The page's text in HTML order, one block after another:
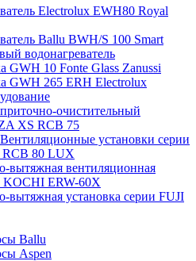
Electrolux EWH80 Royal
Ballu BWH/S 100 Smart
водонагреватель
GWH 10 Fonte Glass Zanussi
GWH 265 ERH Electrolux
очистительный
XS RCB 75
установки серии
80 LUX
вытяжная вентиляционная
KOCHI ERW-60X
вытяжная установка серии FUJI
Ballu
Aspen